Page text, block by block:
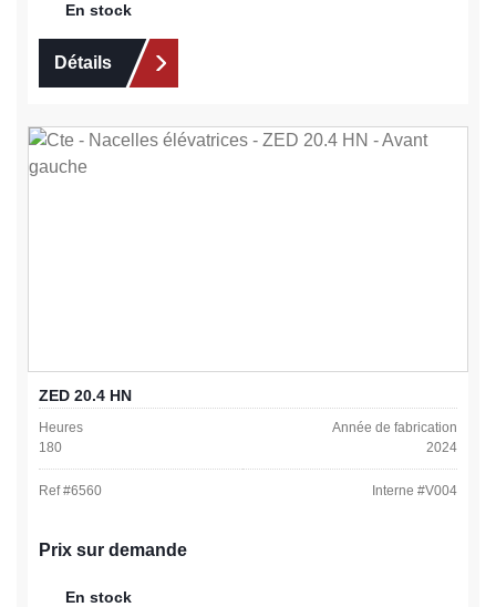
En stock
Détails
ZED 20.4 HN
Heures
180
Année de fabrication
2024
Ref #6560 Interne #V004
Prix sur demande
En stock